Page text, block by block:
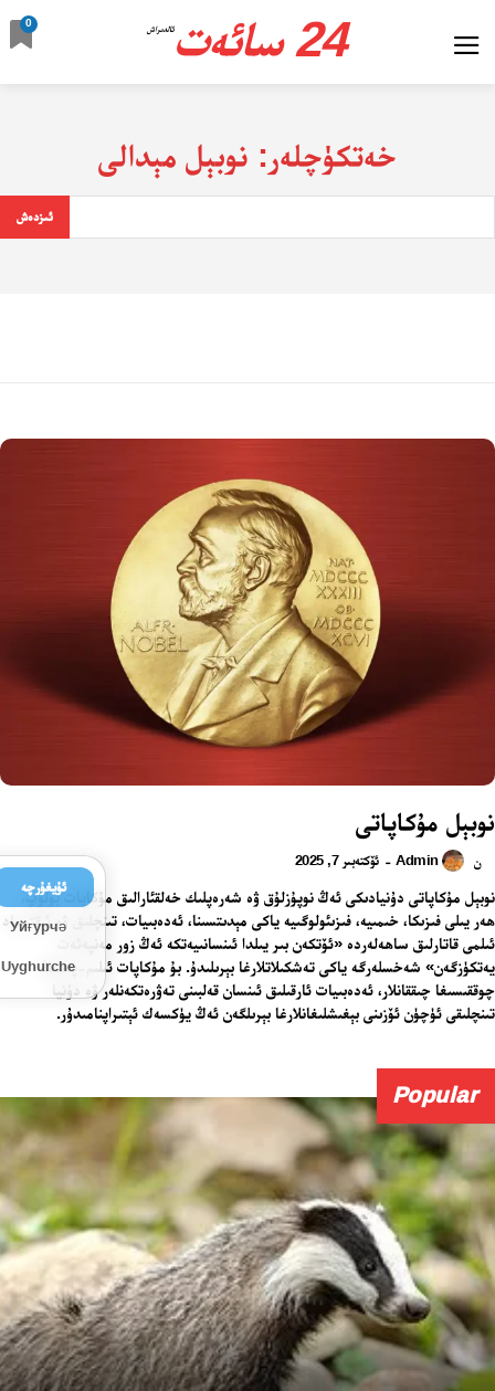
24 سائەت ئالدىراش
0
خەتكۈچلەر: نوبېل مېدالى
ئىزدەش
نوبېل مۇكاپاتى
ن Admin
- ئۆكتەبىر 7, 2025
نوبېل مۇكاپاتى دۇنيادىكى ئەڭ نوپۇزلۇق ۋە شەرەپلىك خەلقئارالىق مۇكاپات بولۇپ،
ھەر يىلى فىزىكا، خىمىيە، فىزىئولوگىيە ياكى مېدىتسىنا، ئەدەبىيات، تىنچلىق ۋە ئىقتىساد
ئىلمى قاتارلىق ساھەلەردە «ئۆتكەن بىر يىلدا ئىنسانىيەتكە ئەڭ زور مەنپەئەت
يەتكۈزگەن» شەخسلەرگە ياكى تەشكىلاتلارغا بېرىلىدۇ. بۇ مۇكاپات ئىلىم-پەننىڭ
چوققىسىغا چىققانلار، ئەدەبىيات ئارقىلىق ئىنسان قەلبىنى تەۋرەتكەنلەر ۋە دۇنيا
تىنچلىقى ئۈچۈن ئۆزىنى بېغىشلىغانلارغا بېرىلگەن ئەڭ يۈكسەك ئېتىراپنامىدۇر.
Popular
ئۇيغۇرچە
Уйғурчә
Uyghurche